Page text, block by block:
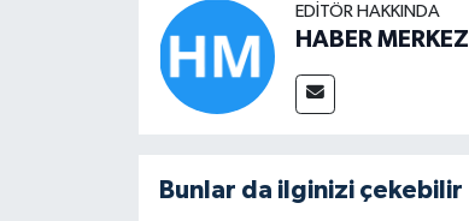
EDITÖR HAKKINDA
HABER MERKEZİ
Bunlar da ilginizi çekebilir